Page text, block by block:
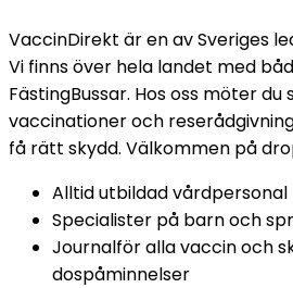
VaccinDirekt är en av Sveriges
Vi finns över hela landet med
FästingBussar. Hos oss möter
vaccinationer och
få rätt skydd. Välkommen på
Alltid utbildad vårdpersonal
Specialister på barn och
Journalför alla vaccin och
dospåminnelser